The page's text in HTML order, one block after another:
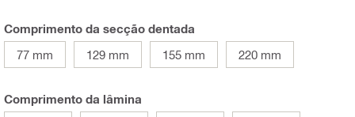
Comprimento da secção dentada
77 mm
129 mm 155 mm 220 mm
Comprimento da lâmina